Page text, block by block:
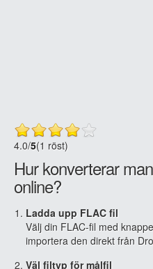
4.0/5(1 röst)
Hur konverterar
online?
Ladda upp FLAC fil
Välj din FLAC-fil med
importera den direkt från
Väl filtyp för målfil